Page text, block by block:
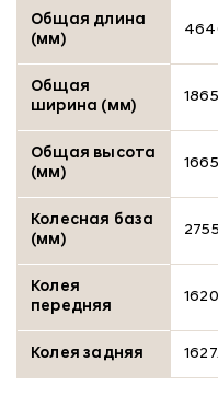
Общая длина
(мм)
Общая
ширина (мм)
1865
Общая высота
(мм)
1665
Колесная база
(мм)
2755
Колея
передняя
Колея задняя